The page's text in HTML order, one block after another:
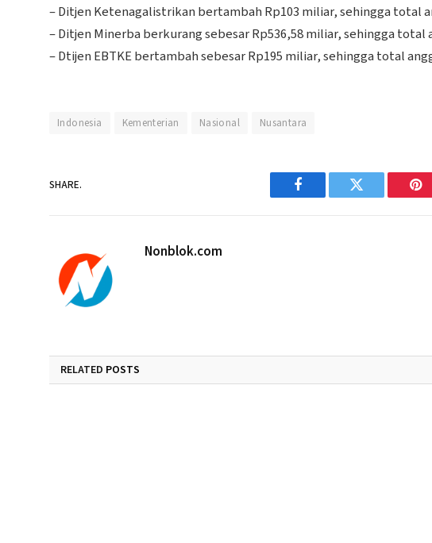
– Ditjen Ketenagalistrikan bertambah Rp103 miliar, sehingga total
– Ditjen Minerba berkurang sebesar Rp536,58 miliar, sehingga total
– Dtijen EBTKE bertambah sebesar Rp195 miliar, sehingga total
Indonesia Kementerian Nasional Nusantara
SHARE.
Facebook Twitter
Nonblok.com
RELATED POSTS